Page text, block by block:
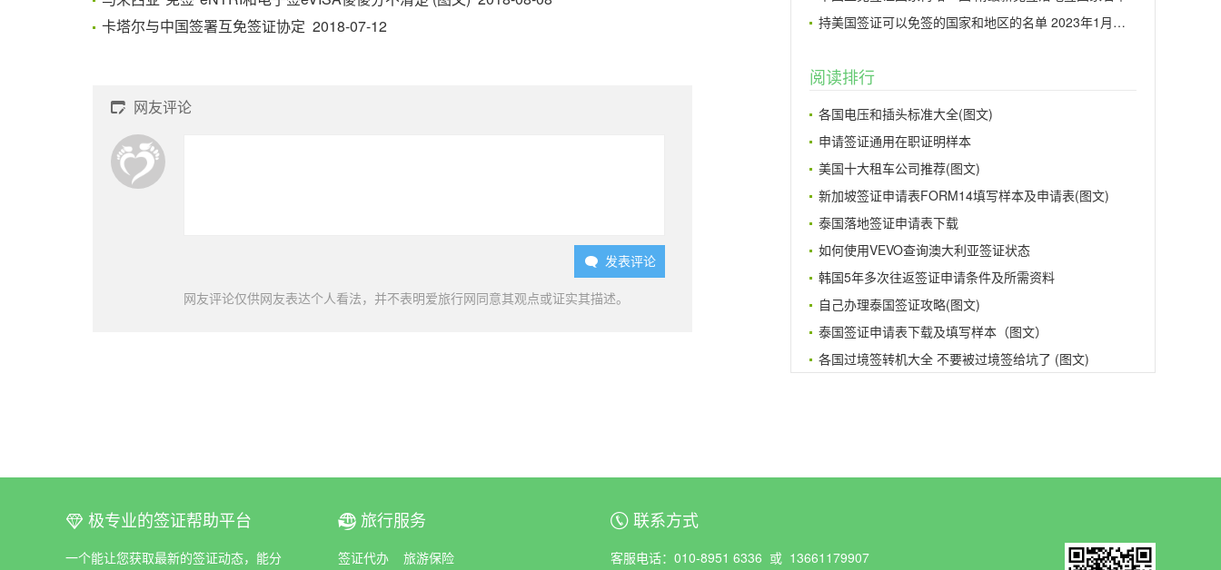
卡塔尔与中国签署互免签证协定 2018-07-12
 网友评论
 发表评论
网友评论仅供网友表达个人看法，并不表明爱旅行网同意其观点或证实其描述。
持美国签证可以免签的国家和地区的名单 2023年1月更新
阅读排行
各国电压和插头标准大全(图文)
申请签证通用在职证明样本
美国十大租车公司推荐(图文)
新加坡签证申请表FORM14填写样本及申请表(图文)
泰国落地签证申请表下载
如何使用VEVO查询澳大利亚签证状态
韩国5年多次往返签证申请条件及所需资料
自己办理泰国签证攻略(图文)
泰国签证申请表下载及填写样本（图文）
各国过境签转机大全 不要被过境签给坑了 (图文)
ꀆ 极专业的签证帮助平台
一个能让您获取最新的签证动态，能分
ꀇ 旅行服务
签证代办
旅游保险
ꀈ 联系方式
客服电话：010-8951 6336 或 13661179907